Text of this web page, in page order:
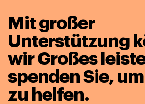
Mit großer
Unterstützung
wir Großes
spenden Sie,
zu helfen.